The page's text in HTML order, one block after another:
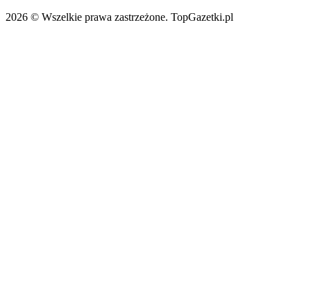
2026 © Wszelkie prawa zastrzeżone. TopGazetki.pl